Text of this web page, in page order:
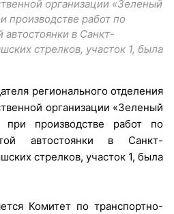
организации «Зеленый
производстве работ по
автостоянки в Санкт-
стрелков, участок 1, была
регионального отделения
организации «Зеленый
производстве работ по
автостоянки в Санкт-
стрелков, участок 1, была
Комитет по транспортно-